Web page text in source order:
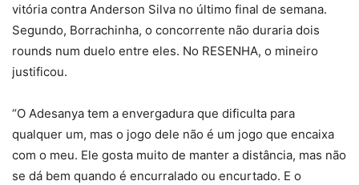
vitória contra Anderson Silva no último final de semana.
Segundo, Borrachinha, o concorrente não duraria dois
rounds num duelo entre eles. No RESENHA, o mineiro
justificou.
“O Adesanya tem a envergadura que dificulta para
qualquer um, mas o jogo dele não é um jogo que encaixa
com o meu. Ele gosta muito de manter a distância, mas não
se dá bem quando é encurralado ou encurtado. E o